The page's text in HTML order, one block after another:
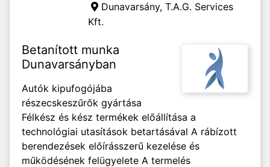
Dunavarsány, T.A.G. Services
Kft.
Betanított munka
Dunavarsányban
Autók kipufogójába
részecskeszűrők gyártása
Félkész és kész termékek előállítása a
technológiai utasítások betartásával A rábízott
berendezések előírásszerű kezelése és
működésének felügyelete A termelés